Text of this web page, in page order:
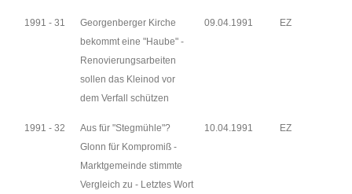
1991 - 31
Georgenberger Kirche
bekommt eine "Haube" -
Renovierungsarbeiten
sollen das Kleinod vor
dem Verfall schützen
09.04.1991 EZ
1991 - 32
Aus für "Stegmühle"?
Glonn für Kompromiß -
Marktgemeinde stimmte
Vergleich zu - Letztes Wort
10.04.1991 EZ